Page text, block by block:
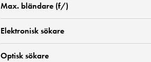
Max. bländare (f/)
Elektronisk sökare
Optisk sökare